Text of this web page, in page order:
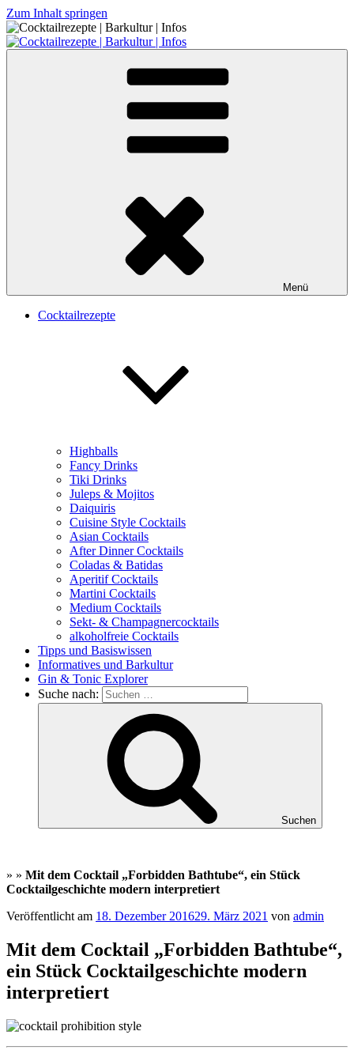
Zum Inhalt springen
Cocktailrezepte | Barkultur | Infos
Menü
Cocktailrezepte
Highballs
Fancy Drinks
Tiki Drinks
Juleps & Mojitos
Daiquiris
Cuisine Style Cocktails
Asian Cocktails
After Dinner Cocktails
Coladas & Batidas
Aperitif Cocktails
Martini Cocktails
Medium Cocktails
Sekt- & Champagnercocktails
alkoholfreie Cocktails
Tipps und Basiswissen
Informatives und Barkultur
Gin & Tonic Explorer
Suche nach:
Suchen
» » Mit dem Cocktail „Forbidden Bathtube“, ein Stück
Cocktailgeschichte modern interpretiert
Veröffentlicht am 18. Dezember 201629. März 2021 von admin
Mit dem Cocktail „Forbidden Bathtube“,
ein Stück Cocktailgeschichte modern
interpretiert